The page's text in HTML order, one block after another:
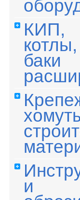
КИП,
котлы,
баки
и